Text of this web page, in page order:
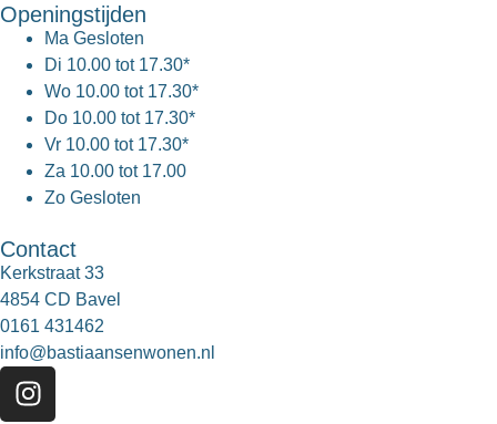
Openingstijden
Ma Gesloten
Di 10.00 tot 17.30*
Wo 10.00 tot 17.30*
Do 10.00 tot 17.30*
Vr 10.00 tot 17.30*
Za 10.00 tot 17.00
Zo Gesloten
Contact
Kerkstraat 33
4854 CD Bavel
0161 431462
info@bastiaansenwonen.nl